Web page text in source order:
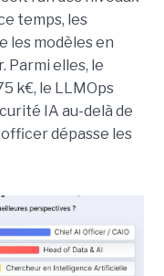
temps, les
les modèles en
Parmi elles, le
k€, le LLMOps
IA au-delà de
dépasse les